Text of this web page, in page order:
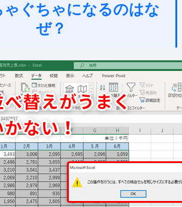
ゃぐちゃになるのはな
ぜ？